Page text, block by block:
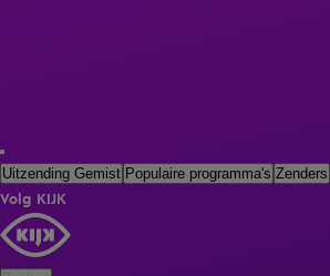
Uitzending Gemist Populaire programma's Zenders
Volg KIJK